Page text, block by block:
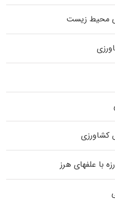
محیط زیست
کشاورزی
با علفهای هرز